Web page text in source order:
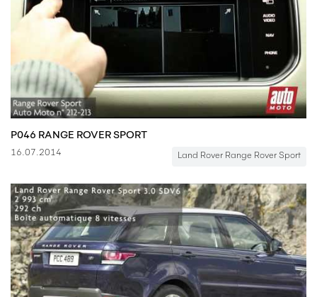
P046 RANGE ROVER SPORT
16.07.2014 Land Rover Range Rover Sport